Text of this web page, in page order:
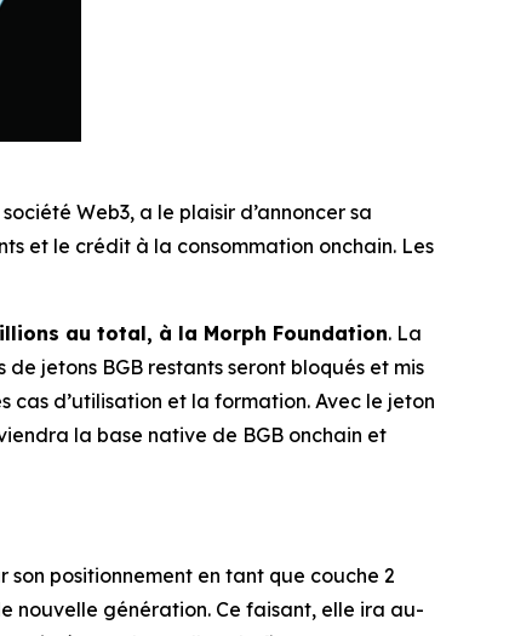
Web3, a le plaisir d’annoncer sa
et le crédit à la consommation onchain. Les
au total, à la Morph Foundation. La
jetons BGB restants seront bloqués et mis
cas d’utilisation et la formation. Avec le jeton
la base native de BGB onchain et
positionnement en tant que couche 2
nouvelle génération. Ce faisant, elle ira au-